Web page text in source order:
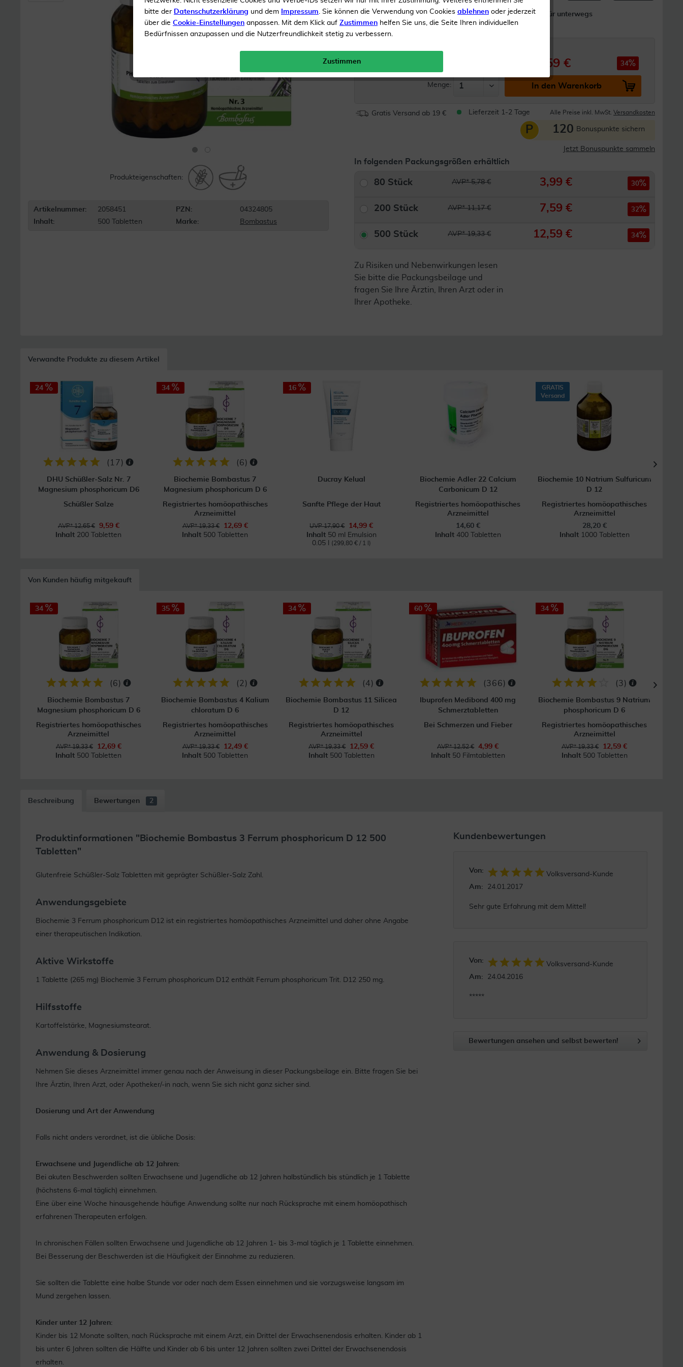
Homöopathisches Arzneimittel
Praktisch für unterwegs
Ohne Wasser einzunehmen
Produkteigenschaften:
Artikelnummer: 2058451 PZN:
04324805
Inhalt:
500 Tabletten Marke: Bombastus
Inhalt500 Tabletten
12,59 € 34
Menge: In den Warenkorb
Gratis Versand ab 19 € Lieferzeit 1-2 Tage Alle Preise inkl. MwSt. Versandkosten
P 120 Bonuspunkte sichern
Jetzt Bonuspunkte sammeln
In folgenden Packungsgrößen erhältlich
80 Stück AVP* 5,78 € 3,99 € 30
200 Stück AVP* 11,17 € 7,59 € 32
500 Stück AVP* 19,33 € 12,59 € 34
Zu Risiken und Nebenwirkungen lesen
Sie bitte die Packungsbeilage und
fragen Sie Ihre Ärztin, Ihren Arzt oder in
Ihrer Apotheke.
Verwandte Produkte zu diesem Artikel
24
( 17 )
DHU Schüßler-Salz Nr. 7
Magnesium phosphoricum D6
Schüßler Salze
AVP* 12,65 €
9,59 €
Inhalt 200 Tabletten
34
(6)
Biochemie Bombastus 7
Magnesium phosphoricum D 6
Registriertes homöopathisches
Arzneimittel
AVP* 19,33 €
12,69 €
Inhalt 500 Tabletten
16
Ducray Kelual
Sanfte Pflege der Haut
UVP 17,90 €
14,99 €
Inhalt 50 ml Emulsion
0.05 l
(299,80 € / 1 l)
Biochemie Adler 22 Calcium
Carbonicum D 12
Registriertes homöopathisches
Arzneimittel
14,60 €
Inhalt 400 Tabletten
GRATIS
Versand
Biochemie 10 Natrium Sulfuricum
D 12
Registriertes homöopathisches
Arzneimittel
28,20 €
Inhalt 1000 Tabletten
Von Kunden häufig mitgekauft
34
(6)
Biochemie Bombastus 7
Magnesium phosphoricum D 6
Registriertes homöopathisches
Arzneimittel
AVP* 19,33 €
12,69 €
Inhalt 500 Tabletten
35
(2 )
Biochemie Bombastus 4 Kalium
chloratum D 6
Registriertes homöopathisches
Arzneimittel
AVP* 19,33 €
12,49 €
Inhalt 500 Tabletten
34
(4)
Biochemie Bombastus 11 Silicea
D 12
Registriertes homöopathisches
Arzneimittel
AVP* 19,33 €
12,59 €
Inhalt 500 Tabletten
60
(366)
Ibuprofen Medibond 400 mg
Schmerztabletten
Bei Schmerzen und Fieber
AVP* 12,52 €
4,99 €
Inhalt 50 Filmtabletten
34
(3)
Biochemie Bombastus 9 Natrium
phosphoricum D 6
Registriertes homöopathisches
Arzneimittel
AVP* 19,33 €
12,59 €
Inhalt 500 Tabletten
Beschreibung Bewertungen 2
Produktinformationen "Biochemie Bombastus 3 Ferrum phosphoricum D 12 500
Tabletten"
Glutenfreie Schüßler-Salz Tabletten mit geprägter Schüßler-Salz Zahl.
Anwendungsgebiete
Biochemie 3 Ferrum phosphoricum D12 ist ein registriertes homöopathisches Arzneimittel und daher ohne Angabe
einer therapeutischen Indikation.
Aktive Wirkstoffe
1 Tablette (265 mg) Biochemie 3 Ferrum phosphoricum D12 enthält Ferrum phosphoricum Trit. D12 250 mg.
Hilfsstoffe
Kartoffelstärke, Magnesiumstearat.
Anwendung & Dosierung
Nehmen Sie dieses Arzneimittel immer genau nach der Anweisung in dieser Packungsbeilage ein. Bitte fragen Sie bei
Ihre Ärztin, Ihren Arzt, oder Apotheker/-in nach, wenn Sie sich nicht ganz sicher sind.
Dosierung und Art der Anwendung
Falls nicht anders verordnet, ist die übliche Dosis:
Erwachsene und Jugendliche ab 12 Jahren:
Bei akuten Beschwerden sollten Erwachsene und Jugendliche ab 12 Jahren halbstündlich bis stündlich je 1 Tablette
(höchstens 6-mal täglich) einnehmen.
Eine über eine Woche hinausgehende häufige Anwendung sollte nur nach Rücksprache mit einem homöopathisch
erfahrenen Therapeuten erfolgen.
In chronischen Fällen sollten Erwachsene und Jugendliche ab 12 Jahren 1- bis 3-mal täglich je 1 Tablette einnehmen.
Bei Besserung der Beschwerden ist die Häufigkeit der Einnahme zu reduzieren.
Sie sollten die Tablette eine halbe Stunde vor oder nach dem Essen einnehmen und sie vorzugsweise langsam im
Mund zergehen lassen.
Kinder unter 12 Jahren:
Kinder bis 12 Monate sollten, nach Rücksprache mit einem Arzt, ein Drittel der Erwachsenendosis erhalten. Kinder ab 1
bis unter 6 Jahren sollten die Hälfte und Kinder ab 6 bis unter 12 Jahren sollten zwei Drittel der Erwachsenendosis
erhalten.
Kundenbewertungen
Von:
Volksversand-Kunde
Am:
24.01.2017
Sehr gute Erfahrung mit dem Mittel!
Von:
Volksversand-Kunde
Am:
24.04.2016
*****
Bewertungen ansehen und selbst bewerten!
bitte der Datenschutzerklärung und dem Impressum. Sie können die Verwendung von Cookies ablehnen oder jederzeit
über die Cookie-Einstellungen anpassen. Mit dem Klick auf Zustimmen helfen Sie uns, die Seite Ihren individuellen
Bedürfnissen anzupassen und die Nutzerfreundlichkeit stetig zu verbessern.
Zustimmen